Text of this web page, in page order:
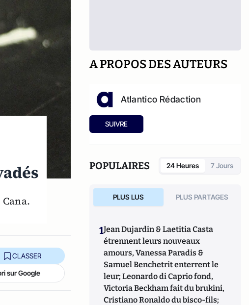
CLASSER
sur Google
A PROPOS DES AUTEURS
Atlantico Rédaction
SUIVRE
POPULAIRES 24 Heures 7 Jours
PLUS LUS PLUS PARTAGES
1Jean Dujardin & Laetitia Casta
étrennent leurs nouveaux
amours, Vanessa Paradis &
Samuel Benchetrit enterrent le
leur; Leonardo di Caprio fond,
Victoria Beckham fait du brukini,
Cristiano Ronaldo du bisco-fils;